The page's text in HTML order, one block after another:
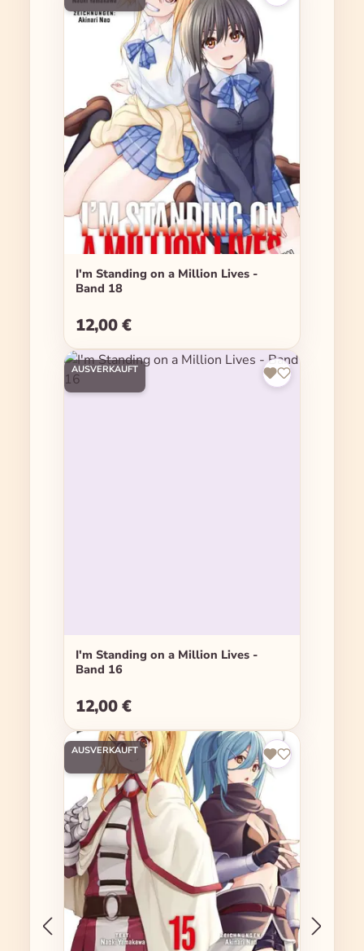
I'm Standing on a Million Lives -
Band 18
Regulärer Preis:
12,00 €
AUSVERKAUFT
I'm Standing on a Million Lives -
Band 16
Regulärer Preis:
12,00 €
AUSVERKAUFT